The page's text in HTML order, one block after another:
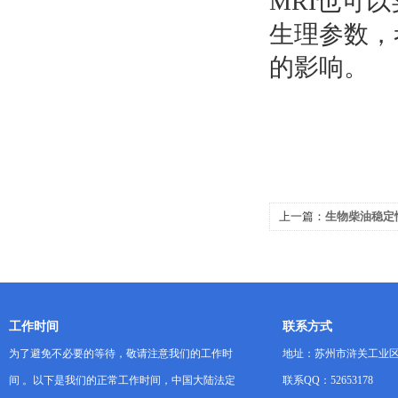
生理参数
的影响。
上一篇： 生物柴油稳定
工作时间
为了避免不必要的等待，敬请注意我们的工作时
间 。以下是我们的正常工作时间，中国大陆法定
联系方式
地址：苏州市浒关工业
联系QQ：52653178